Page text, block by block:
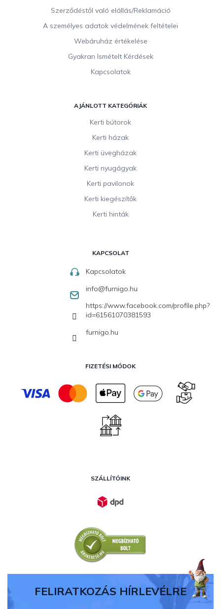
Szerződéstől való elállás/Reklamáció
A személyes adatok védelmének feltételei
Webáruház értékelése
Gyakran Ismételt Kérdések
Kapcsolatok
AJÁNLOTT KATEGÓRIÁK
Kerti bútorok
Kerti házak
Kerti üvegházak
Kerti nyugágyak
Kerti pavilonok
Kerti kiegészítők
Kerti hinták
KAPCSOLAT
Kapcsolatok
info@furnigo.hu
https://www.facebook.com/profile.php?
id=61561070381593
furnigo.hu
FIZETÉSI MÓDOK
SZÁLLÍTÓINK
FELIRATKOZÁS HÍRLEVÉLRE